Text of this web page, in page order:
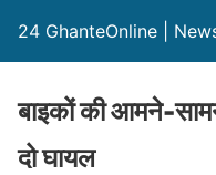
24 GhanteOnline |
बाइकों की आमने-
दो घायल